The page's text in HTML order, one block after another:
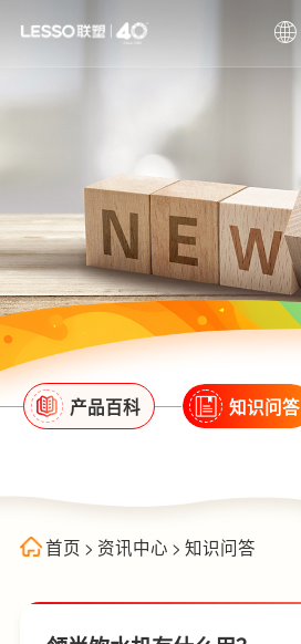
产品百科 知识问答
首页 > 资讯中心 > 知识问答